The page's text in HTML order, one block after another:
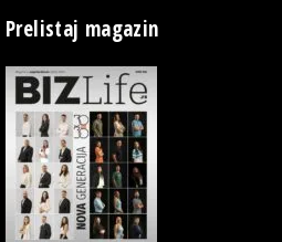
Prelistaj magazin